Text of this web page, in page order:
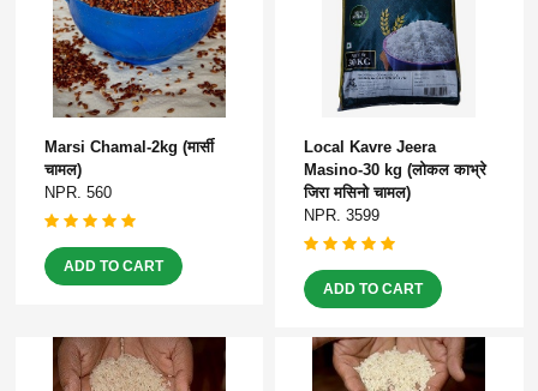
Marsi Chamal-2kg (मार्सी
चामल)
NPR. 560
ADD TO CART
Local Kavre Jeera
Masino-30 kg (लोकल काभ्रे
जिरा मसिनो चामल)
NPR. 3599
ADD TO CART